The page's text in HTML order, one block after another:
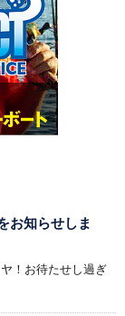
お知らせしま
！お待たせし過ぎ